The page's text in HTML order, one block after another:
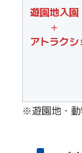
遊園地入園
＋
アトラク
※遊園地・動